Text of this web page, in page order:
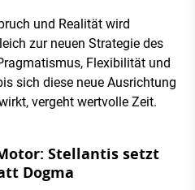
und Realität wird
zur neuen Strategie des
Flexibilität und
sich diese neue Ausrichtung
vergeht wertvolle Zeit.
Stellantis setzt
Dogma